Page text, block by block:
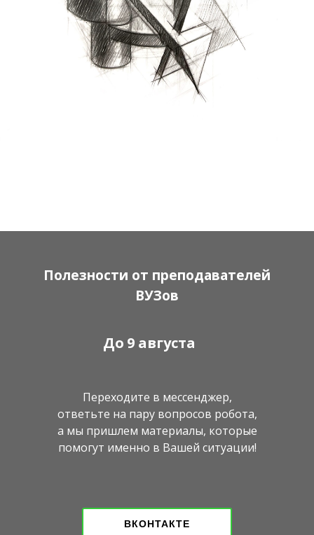
Полезности от преподавателей
ВУЗов
Переходите в мессенджер,
ответьте на пару вопросов робота,
а мы пришлем материалы, которые
помогут именно в Вашей ситуации!
ВКОНТАКТЕ
9 августа
До